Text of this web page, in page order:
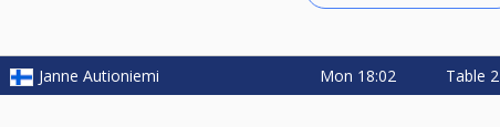
Janne Autioniemi Mon 18:02 Table 2